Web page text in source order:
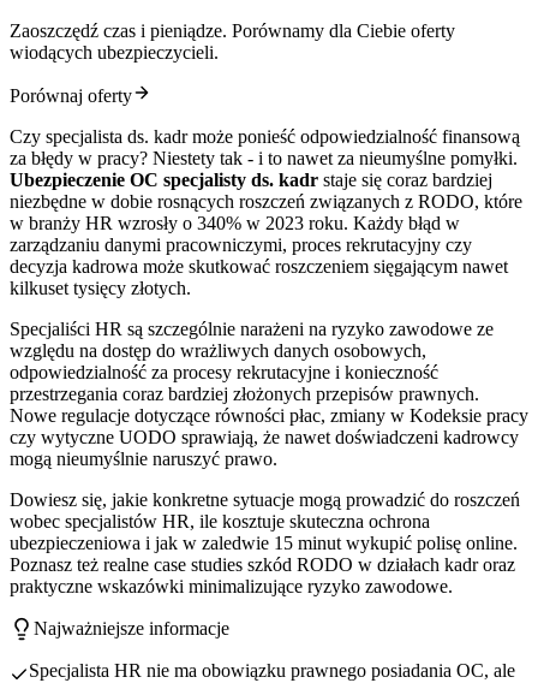
Zaoszczędź czas i pieniądze. Porównamy dla Ciebie oferty
wiodących ubezpieczycieli.
Porównaj oferty
Czy specjalista ds. kadr może ponieść odpowiedzialność finansową
za błędy w pracy? Niestety tak - i to nawet za nieumyślne pomyłki.
Ubezpieczenie OC specjalisty ds. kadr staje się coraz bardziej
niezbędne w dobie rosnących roszczeń związanych z RODO, które
w branży HR wzrosły o 340% w 2023 roku. Każdy błąd w
zarządzaniu danymi pracowniczymi, proces rekrutacyjny czy
decyzja kadrowa może skutkować roszczeniem sięgającym nawet
kilkuset tysięcy złotych.
Specjaliści HR są szczególnie narażeni na ryzyko zawodowe ze
względu na dostęp do wrażliwych danych osobowych,
odpowiedzialność za procesy rekrutacyjne i konieczność
przestrzegania coraz bardziej złożonych przepisów prawnych.
Nowe regulacje dotyczące równości płac, zmiany w Kodeksie pracy
czy wytyczne UODO sprawiają, że nawet doświadczeni kadrowcy
mogą nieumyślnie naruszyć prawo.
Dowiesz się, jakie konkretne sytuacje mogą prowadzić do roszczeń
wobec specjalistów HR, ile kosztuje skuteczna ochrona
ubezpieczeniowa i jak w zaledwie 15 minut wykupić polisę online.
Poznasz też realne case studies szkód RODO w działach kadr oraz
praktyczne wskazówki minimalizujące ryzyko zawodowe.
Najważniejsze informacje
Specjalista HR nie ma obowiązku prawnego posiadania OC, ale